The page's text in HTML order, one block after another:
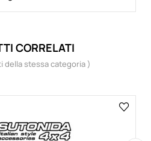
CORRELATI
della stessa categoria )